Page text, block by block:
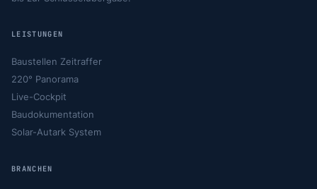
LEISTUNGEN
Baustellen Zeitraffer
220° Panorama
Live-Cockpit
Baudokumentation
Solar-Autark System
BRANCHEN